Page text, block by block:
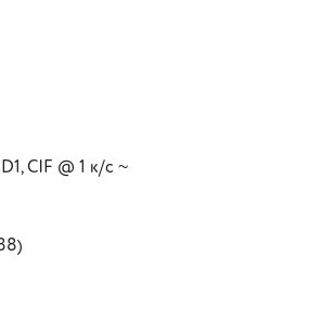
CIF @ 1 к/с ~